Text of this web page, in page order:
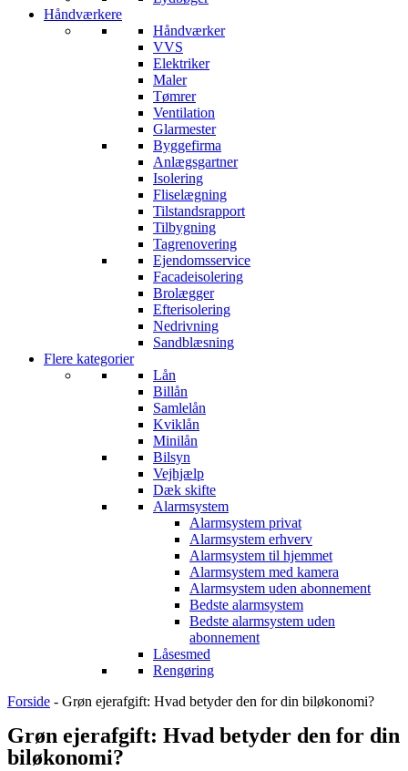
Håndværkere
Håndværker
VVS
Elektriker
Maler
Tømrer
Ventilation
Glarmester
Byggefirma
Anlægsgartner
Isolering
Fliselægning
Tilstandsrapport
Tilbygning
Tagrenovering
Ejendomsservice
Facadeisolering
Brolægger
Efterisolering
Nedrivning
Sandblæsning
Flere kategorier
Lån
Billån
Samlelån
Kviklån
Minilån
Bilsyn
Vejhjælp
Dæk skifte
Alarmsystem
Alarmsystem privat
Alarmsystem erhverv
Alarmsystem til hjemmet
Alarmsystem med kamera
Alarmsystem uden abonnement
Bedste alarmsystem
Bedste alarmsystem uden
abonnement
Låsesmed
Rengøring
Forside - Grøn ejerafgift: Hvad betyder den for din biløkonomi?
Grøn ejerafgift: Hvad betyder den for din
biløkonomi?